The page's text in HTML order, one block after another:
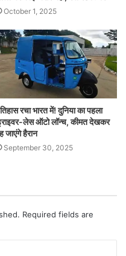
October 1, 2025
रचा भारत में! दुनिया का पहला
लेस ऑटो लॉन्च, कीमत देखकर
जाएंगे हैरान
September 30, 2025
Required fields are